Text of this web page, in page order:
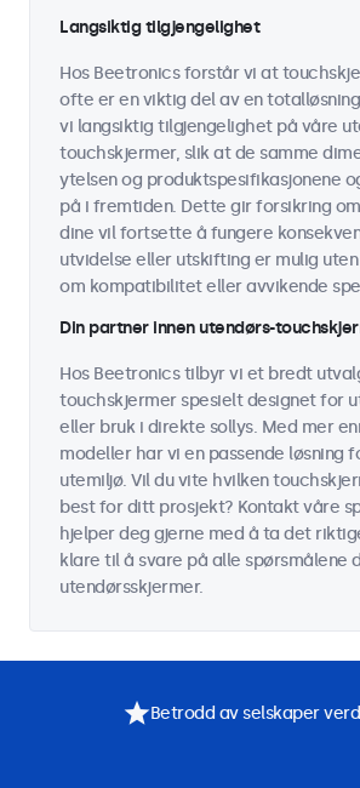
Langsiktig tilgjengelighet
Hos Beetronics forstår vi at
ofte er en viktig del av en
vi langsiktig tilgjengelighet på våre
touchskjermer, slik at de samme
ytelsen og produktspesifikasjonene
på i fremtiden. Dette gir forsikring
dine vil fortsette å fungere
utvidelse eller utskifting er mulig
om kompatibilitet eller avvikende
Din partner innen utendørs-
Hos Beetronics tilbyr vi et bredt
touchskjermer spesielt designet for
eller bruk i direkte sollys. Med mer
modeller har vi en passende løsning
utemiljø. Vil du vite hvilken
best for ditt prosjekt? Kontakt våre
hjelper deg gjerne med å ta det
klare til å svare på alle spørsmålene
utendørsskjermer.
Betrodd av selskaper